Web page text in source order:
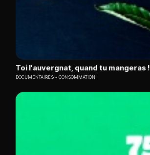
Toi l'auvergnat, quand tu mangeras !
DOCUMENTAIRES CONSOMMATION